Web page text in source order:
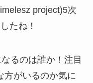
project)5次
たね！
るのは誰か！注目
方がいるのか気に